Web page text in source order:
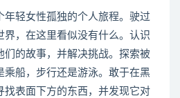
年轻女性孤独的个人旅程。驶过
界，在这里看似没有什么。认识
们的故事，并解决挑战。探索被
乘船，步行还是游泳。敢于在黑
找表面下方的东西，并发现它对